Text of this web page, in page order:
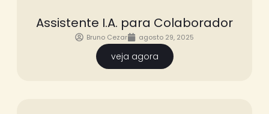
Assistente I.A. para Colaborador
Bruno Cezar agosto 29, 2025
veja agora